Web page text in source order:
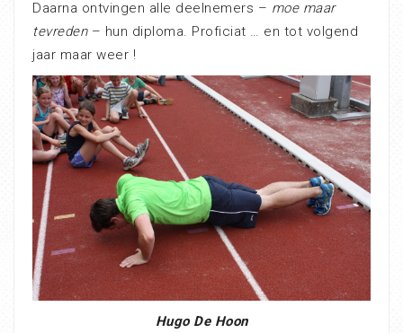
Daarna ontvingen alle deelnemers – moe maar
tevreden– hun diploma. Proficiat … en tot volgend
jaar maar weer !
Hugo De Hoon